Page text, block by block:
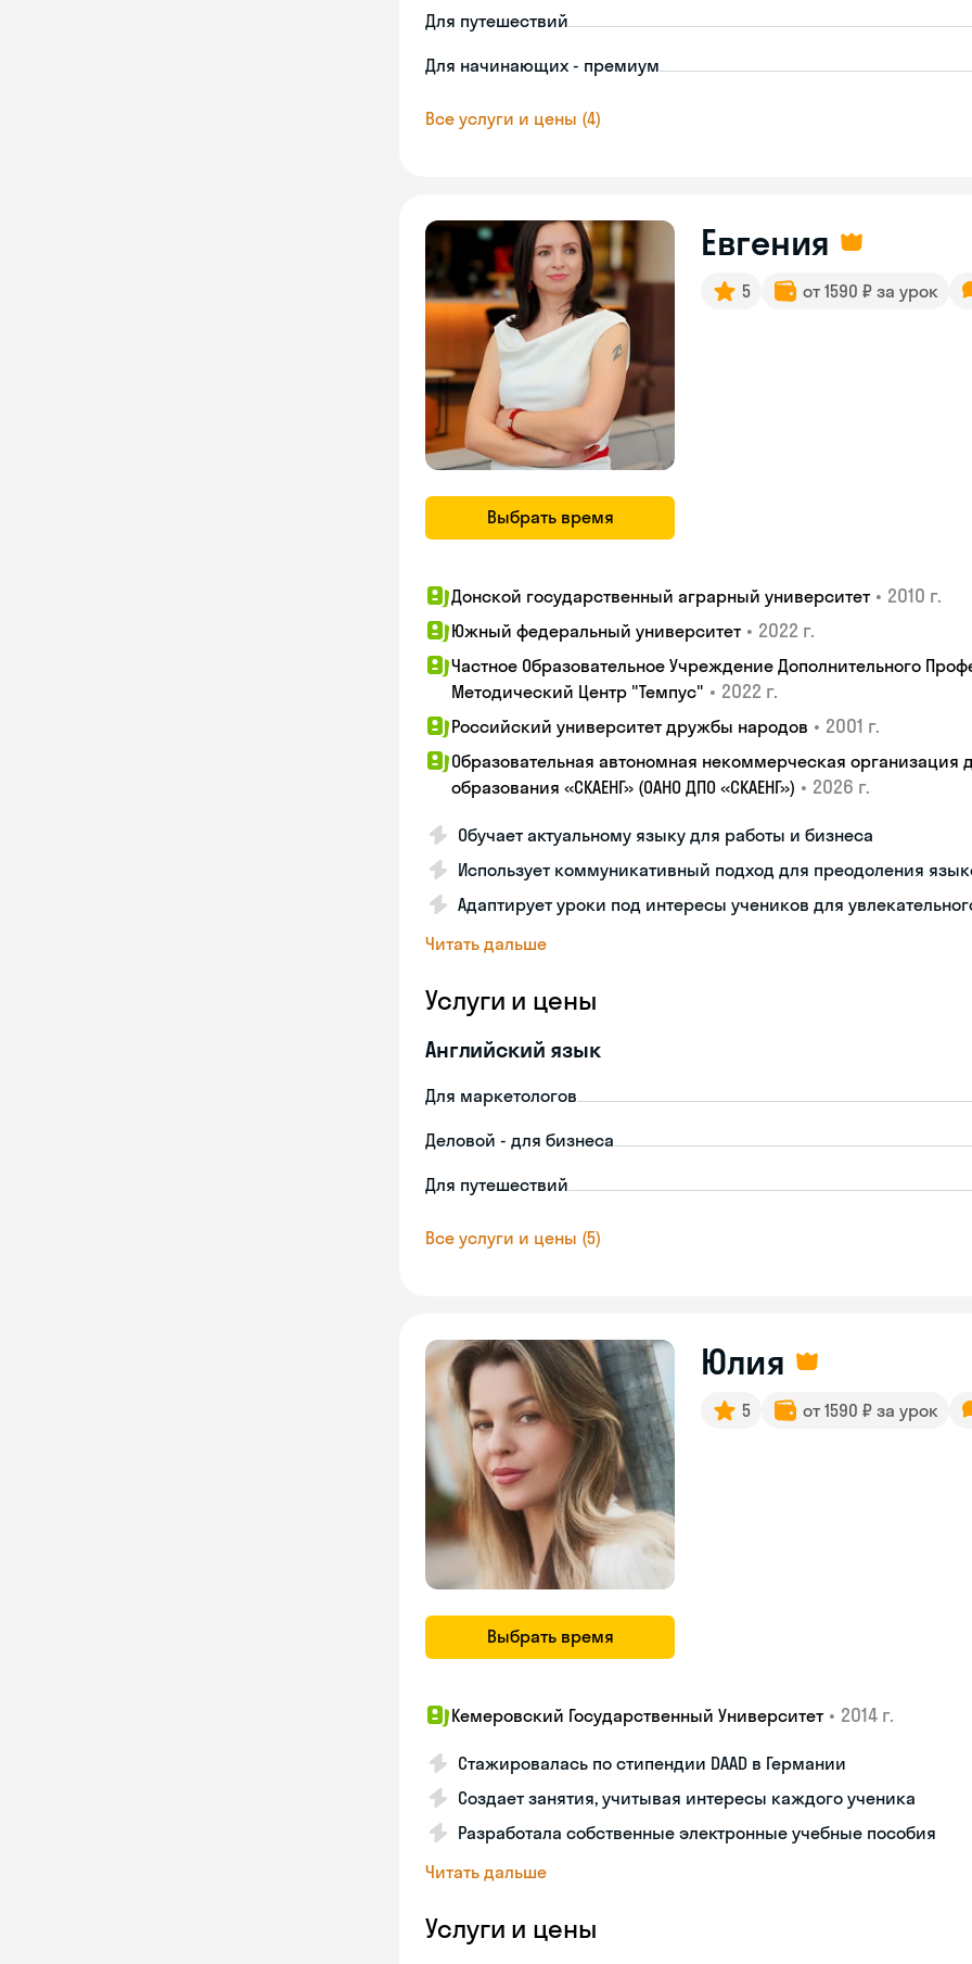
Для путешествий
Для начинающих - премиум
Все услуги и цены (4)
Выбрать время
Евгения
5 от 1590 ₽ за урок
Донской государственный аграрный университет • 2010 г.
Южный федеральный университет • 2022 г.
Частное Образовательное Учреждение Дополнительного
Методический Центр "Темпус" • 2022 г.
Российский университет дружбы народов • 2001 г.
Образовательная автономная некоммерческая организация
образования «СКАЕНГ» (ОАНО ДПО «СКАЕНГ») • 2026 г.
Обучает актуальному языку для работы и бизнеса
Использует коммуникативный подход для преодоления
Адаптирует уроки под интересы учеников для
Читать дальше
Услуги и цены
Английский язык
Для маркетологов
Деловой - для бизнеса
Для путешествий
Все услуги и цены (5)
Выбрать время
Юлия
5 от 1590 ₽ за урок
Кемеровский Государственный Университет • 2014 г.
Стажировалась по стипендии DAAD в Германии
Создает занятия, учитывая интересы каждого ученика
Разработала собственные электронные учебные пособия
Читать дальше
Услуги и цены